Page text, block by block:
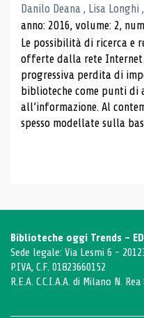
Danilo Deana , Lisa
anno: 2016, volume: 2,
Le possibilità di ricerca e
offerte dalla rete Internet
progressiva perdita di
biblioteche come punti di
all’informazione. Al
spesso modellate sulla
Biblioteche oggi Trends -
Sede legale: Via Lesmi 6 -
P.IVA, C.F. 01823660152
R.E.A. C.C.I.A.A. di Milano N. Rea